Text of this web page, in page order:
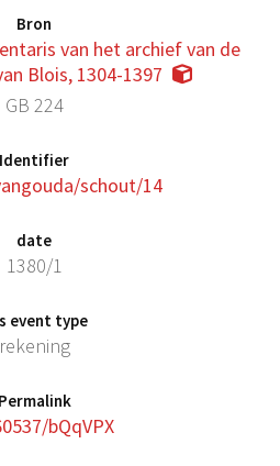
Bron
van het archief van de
Blois, 1304-1397
GB 224
Identifier
schout/14
date
1380/1
event type
rekening
Permalink
bQqVPX